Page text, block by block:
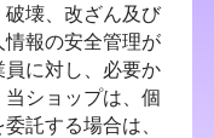
壊、改ざん及び
報の安全管理が
に対し、必要か
ショップは、個
託する場合は、